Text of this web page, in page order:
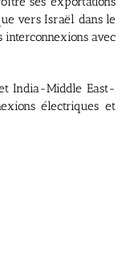
vers Israël dans le
interconnexions avec
India-Middle East-
électriques et